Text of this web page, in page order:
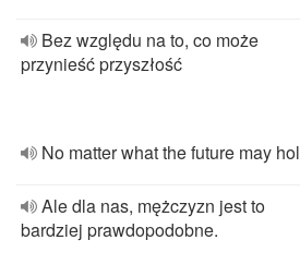
Bez względu na to, co może
przynieść przyszłość
No matter what the future may
Ale dla nas, mężczyzn jest to
bardziej prawdopodobne.